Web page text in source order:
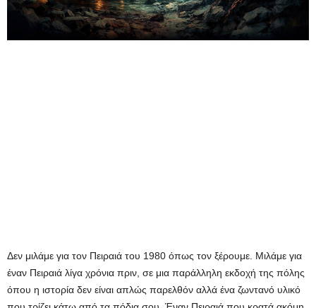
Δεν μιλάμε για τον Πειραιά του 1980 όπως τον ξέρουμε. Μιλάμε για
έναν Πειραιά λίγα χρόνια πριν, σε μια παράλληλη εκδοχή της πόλης
όπου η ιστορία δεν είναι απλώς παρελθόν αλλά ένα ζωντανό υλικό